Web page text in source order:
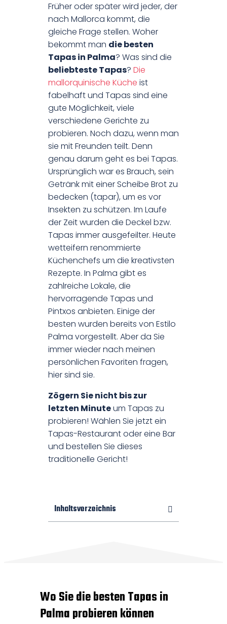
Früher oder später wird jeder, der
nach Mallorca kommt, die
gleiche Frage stellen. Woher
bekommt man die besten
Tapas in Palma? Was sind die
beliebteste Tapas? Die
mallorquinische Küche ist
fabelhaft und Tapas sind eine
gute Möglichkeit, viele
verschiedene Gerichte zu
probieren. Noch dazu, wenn man
sie mit Freunden teilt. Denn
genau darum geht es bei Tapas.
Ursprünglich war es Brauch, sein
Getränk mit einer Scheibe Brot zu
bedecken (tapar), um es vor
Insekten zu schützen. Im Laufe
der Zeit wurden die Deckel bzw.
Tapas immer ausgefeilter. Heute
wetteifern renommierte
Küchenchefs um die kreativsten
Rezepte. In Palma gibt es
zahlreiche Lokale, die
hervorragende Tapas und
Pintxos anbieten. Einige der
besten wurden bereits von Estilo
Palma vorgestellt. Aber da Sie
immer wieder nach meinen
persönlichen Favoriten fragen,
hier sind sie.
Zögern Sie nicht bis zur
letzten Minuteum Tapas zu
probieren! Wählen Sie jetzt ein
Tapas-Restaurant oder eine Bar
und bestellen Sie dieses
traditionelle Gericht!
Inhaltsverzeichnis
Wo Sie die besten Tapas in
Palma probieren können